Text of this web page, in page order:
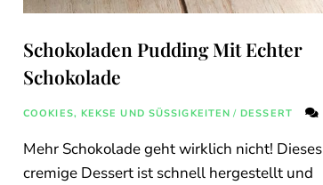
Schokoladen Pudding Mit Echter
Schokolade
COOKIES, KEKSE UND SÜSSIGKEITEN / DESSERT
Mehr Schokolade geht wirklich nicht! Dieses
cremige Dessert ist schnell hergestellt und